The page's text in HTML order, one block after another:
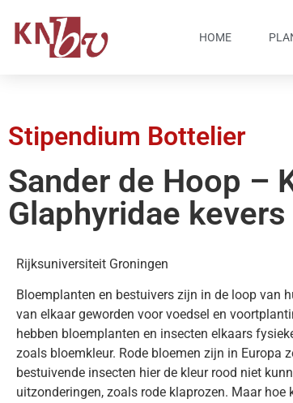
HOME
Stipendium Bottelier
Sander de Hoop –
Glaphyridae kevers
Rijksuniversiteit Groningen
Bloemplanten en bestuivers zijn in de loop van
van elkaar geworden voor voedsel en
hebben bloemplanten en insecten elkaars
zoals bloemkleur. Rode bloemen zijn in Europa
bestuivende insecten hier de kleur rood niet
uitzonderingen, zoals rode klaprozen. Maar hoe